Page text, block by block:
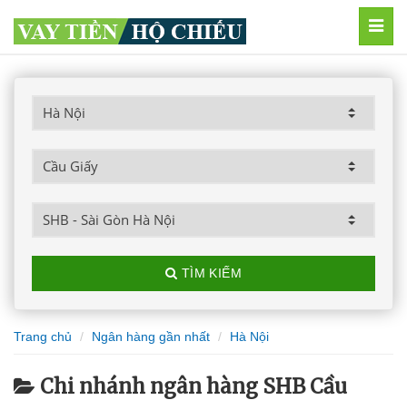
TÌM KIẾM
Trang chủ Ngân hàng gần nhất Hà Nội
Chi nhánh ngân hàng SHB Cầu